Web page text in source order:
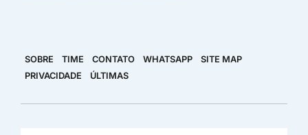
SOBRE TIME CONTATO WHATSAPP
SITE MAP
PRIVACIDADE
ÚLTIMAS